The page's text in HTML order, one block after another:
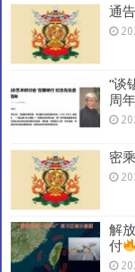
通
“谈
周年
密
解
付